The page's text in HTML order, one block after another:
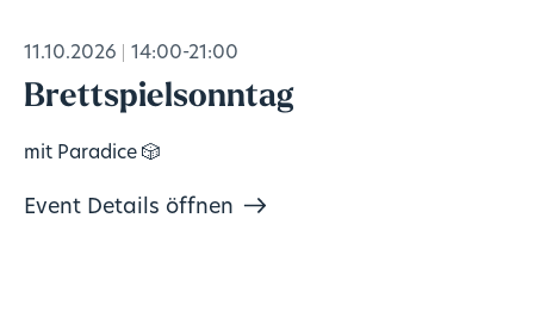
11.10.2026 14:00-21:00
Brettspielsonntag
mit Paradice 🎲
Event Details öffnen